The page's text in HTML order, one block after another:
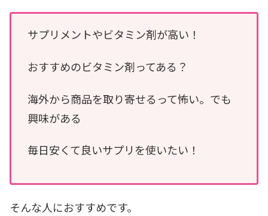
サプリメントやビタミン剤が高い！
おすすめのビタミン剤ってある？
海外から商品を取り寄せるって怖い。でも
興味がある
毎日安くて良いサプリを使いたい！
そんな人におすすめです。